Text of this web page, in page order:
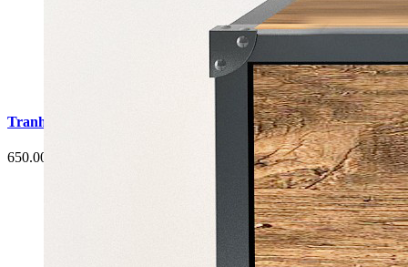
Tranh Cá Chép Hoa Sen Phòng Ăn G6
650.000 đ